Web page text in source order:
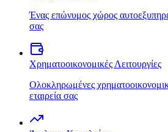
Ένας επώνυμος χώρος
σας
Χρηματοοικονομικές Λειτουργίες
Ολοκληρωμένες
εταιρεία σας